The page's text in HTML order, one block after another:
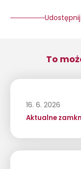
To
16. 6. 2026
Aktualne